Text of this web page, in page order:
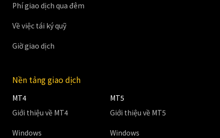
Phí giao dịch qua đêm
Về việc tái ký quỹ
Giờ giao dịch
Nền tảng giao dịch
MT4
Giới thiệu về MT4
Windows
MT5
Giới thiệu về MT5
Windows